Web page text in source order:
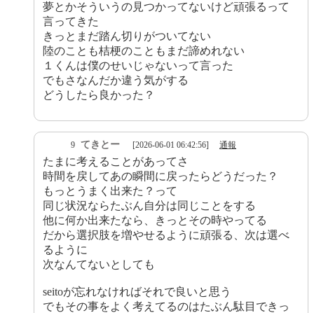
夢とかそういうの見つかってないけど頑張るって
言ってきた
きっとまだ踏ん切りがついてない
陸のことも桔梗のこともまだ諦めれない
１くんは僕のせいじゃないって言った
でもさなんだか違う気がする
どうしたら良かった？
9 てきとー [2026-06-01 06:42:56] 通報
たまに考えることがあってさ
時間を戻してあの瞬間に戻ったらどうだった？
もっとうまく出来た？って
同じ状況ならたぶん自分は同じことをする
他に何か出来たなら、きっとその時やってる
だから選択肢を増やせるように頑張る、次は選べ
るように
次なんてないとしても
seitoが忘れなければそれで良いと思う
でもその事をよく考えてるのはたぶん駄目できっ